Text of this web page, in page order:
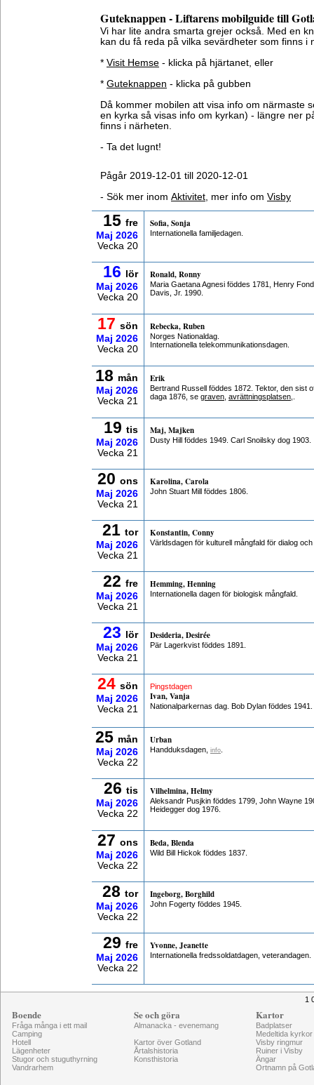
Guteknappen - Liftarens mobilguide till
Vi har lite andra smarta grejer också. Med en
kan du få reda på vilka sevärdheter som finns i
* Visit Hemse - klicka på hjärtanet, eller
* Guteknappen - klicka på gubben
Då kommer mobilen att visa info om närmaste
en kyrka så visas info om kyrkan) - längre ner
finns i närheten.
- Ta det lugnt!
Pågår 2019-12-01 till 2020-12-01
- Sök mer inom Aktivitet, mer info om Visby
15 fre
Maj 2026
Vecka 20
Sofia, Sonja
Internationella familjedagen.
16
lör
Maj 2026
Vecka 20
Ronald, Ronny
Maria Gaetana Agnesi föddes 1781, Henry
Davis, Jr. 1990.
17 sön
Maj 2026
Vecka 20
Rebecka, Ruben
Norges Nationaldag.
Internationella telekommunikationsdagen.
18 mån
Maj 2026
Vecka 21
Erik
Bertrand Russell föddes 1872. Tektor, den sist
daga 1876, se graven avrättningsplatsen
19 tis
Maj 2026
Vecka 21
Maj, Majken
Dusty Hill föddes 1949. Carl Snoilsky dog 1903.
20 ons
Maj 2026
Vecka 21
Karolina, Carola
John Stuart Mill föddes 1806.
21 tor
Maj 2026
Vecka 21
Konstantin, Conny
Världsdagen för kulturell mångfald för dialog
22 fre
Maj 2026
Vecka 21
Hemming, Henning
Internationella dagen för biologisk mångfald.
23
lör
Maj 2026
Vecka 21
Desideria, Desirée
Pär Lagerkvist föddes 1891.
24 sön
Maj 2026
Vecka 21
Pingstdagen
Ivan, Vanja
Nationalparkernas dag. Bob Dylan föddes 1941.
25 mån
Maj 2026
Vecka 22
Urban
Handduksdagen, info
26 tis
Maj 2026
Vecka 22
Vilhelmina, Helmy
Aleksandr Pusjkin föddes 1799, John Wayne
Heidegger dog 1976.
27 ons
Maj 2026
Vecka 22
Beda, Blenda
Wild Bill Hickok föddes 1837.
28 tor
Maj 2026
Vecka 22
Ingeborg, Borghild
John Fogerty föddes 1945.
29 fre
Maj 2026
Vecka 22
Yvonne, Jeanette
Internationella fredssoldatdagen, veterandagen.
1
Boende
Fråga många i ett mail
Camping
Hotell
Lägenheter
Stugor och stuguthyrning
Vandrarhem
Se och göra
Almanacka - evenemang
Kartor över Gotland
Årtalshistoria
Konsthistoria
Kartor
Badplatser
Medeltida kyrkor
Visby ringmur
Ruiner i Visby
Ängar
Ortnamn på